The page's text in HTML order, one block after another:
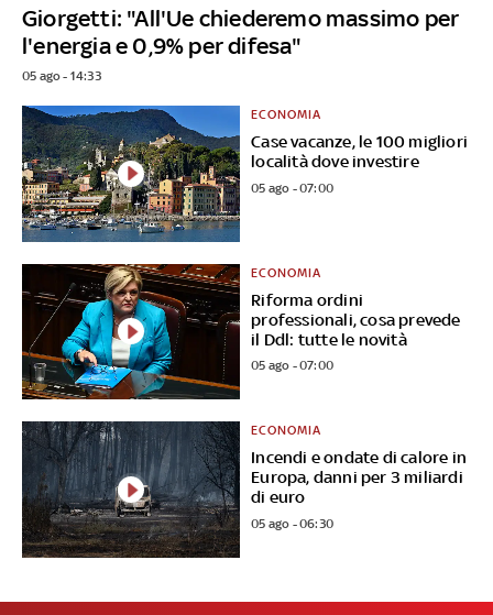
Giorgetti: "All'Ue chiederemo massimo per
l'energia e 0,9% per difesa"
05 ago - 14:33
Case vacanze, le 100 migliori
località dove investire
ECONOMIA
05 ago - 07:00
Riforma ordini
professionali, cosa prevede
il Ddl: tutte le novità
ECONOMIA
05 ago - 07:00
Incendi e ondate di calore in
Europa, danni per 3 miliardi
di euro
ECONOMIA
05 ago - 06:30